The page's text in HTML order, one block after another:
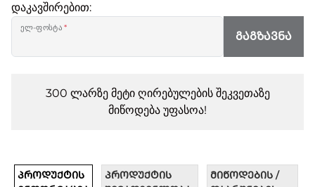
დაკავშირებით:
ელ-ფოსტა*
ᲒᲐᲒᲖᲐᲕᲜᲐ
300 ლარზე მეტი ღირებულების შეკვეთაზე
მიწოდება უფასოა!
ᲞᲠᲝᲓᲣᲥᲢᲘᲡ
ᲞᲠᲝᲓᲣᲥᲢᲘᲡ
ᲛᲘᲬᲝᲓᲔᲑᲘᲡ /